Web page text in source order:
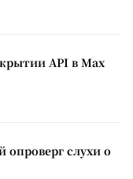
API в Max
опроверг слухи о